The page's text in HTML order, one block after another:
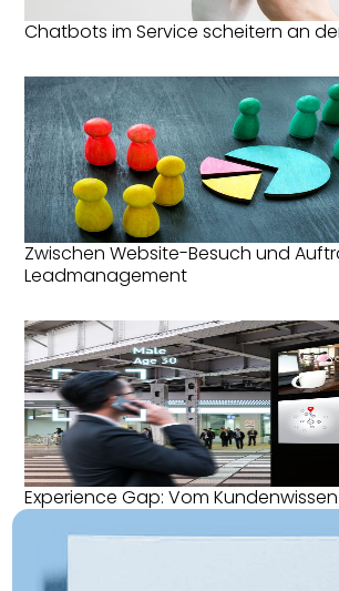
Chatbots im Service scheitern an
Zwischen Website-Besuch und
Leadmanagement
Experience Gap: Vom